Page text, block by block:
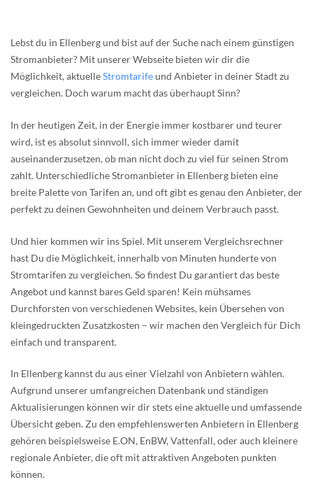
Lebst du in Ellenberg und bist auf der Suche nach einem günstigen
Stromanbieter? Mit unserer Webseite bieten wir dir die
Möglichkeit, aktuelleStromtarifeund Anbieter in deiner Stadt zu
vergleichen. Doch warum macht das überhaupt Sinn?
In der heutigen Zeit, in der Energie immer kostbarer und teurer
wird, ist es absolut sinnvoll, sich immer wieder damit
auseinanderzusetzen, ob man nicht doch zu viel für seinen Strom
zahlt. Unterschiedliche Stromanbieter in Ellenberg bieten eine
breite Palette von Tarifen an, und oft gibt es genau den Anbieter, der
perfekt zu deinen Gewohnheiten und deinem Verbrauch passt.
Und hier kommen wir ins Spiel. Mit unserem Vergleichsrechner
hast Du die Möglichkeit, innerhalb von Minuten hunderte von
Stromtarifen zu vergleichen. So findest Du garantiert das beste
Angebot und kannst bares Geld sparen! Kein mühsames
Durchforsten von verschiedenen Websites, kein Übersehen von
kleingedruckten Zusatzkosten – wir machen den Vergleich für Dich
einfach und transparent.
In Ellenberg kannst du aus einer Vielzahl von Anbietern wählen.
Aufgrund unserer umfangreichen Datenbank und ständigen
Aktualisierungen können wir dir stets eine aktuelle und umfassende
Übersicht geben. Zu den empfehlenswerten Anbietern in Ellenberg
gehören beispielsweise E.ON, EnBW, Vattenfall, oder auch kleinere
regionale Anbieter, die oft mit attraktiven Angeboten punkten
können.